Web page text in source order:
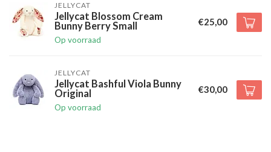
JELLYCAT
Jellycat Blossom Cream
Bunny Berry Small
Op voorraad
€25,00
JELLYCAT
Jellycat Bashful Viola Bunny
Original
Op voorraad
€30,00